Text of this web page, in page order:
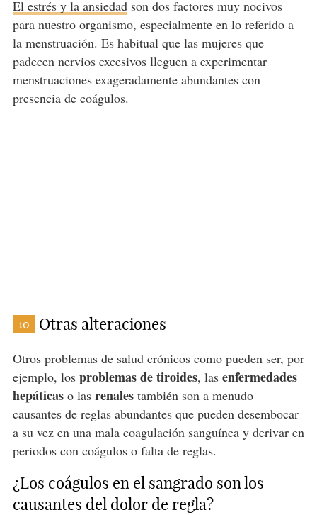
El estrés y la ansiedadson dos factores muy nocivos
para nuestro organismo, especialmente en lo referido a
la menstruación. Es habitual que las mujeres que
padecen nervios excesivos lleguen a experimentar
menstruaciones exageradamente abundantes con
presencia de coágulos.
10 Otras alteraciones
Otros problemas de salud crónicos como pueden ser, por
ejemplo, los problemas de tiroides, las enfermedades
hepáticaso las renalestambién son a menudo
causantes de reglas abundantes que pueden desembocar
a su vez en una mala coagulación sanguínea y derivar en
periodos con coágulos o falta de reglas.
¿Los coágulos en el sangrado son los
causantes del dolor de regla?